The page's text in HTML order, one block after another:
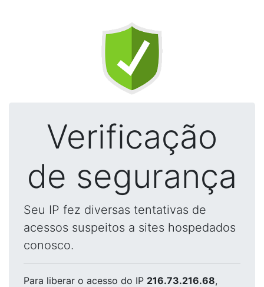
Verificação
de segurança
Seu IP fez diversas tentativas de
acessos suspeitos a sites hospedados
conosco.
Para liberar o acesso do IP 216.73.216.68,